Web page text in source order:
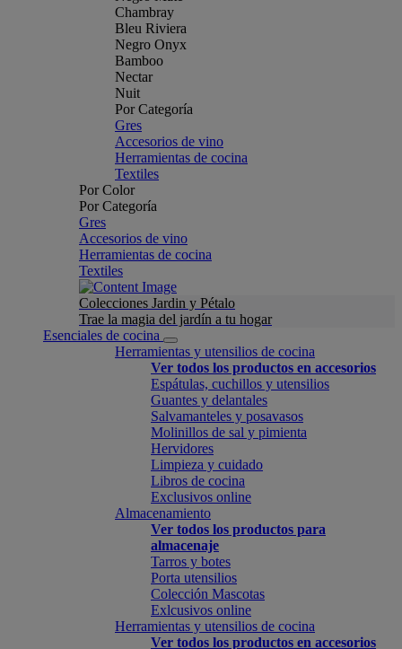
Chambray
Bleu Riviera
Negro Onyx
Bamboo
Nectar
Nuit
Por Categoría
Gres
Accesorios de vino
Herramientas de cocina
Textiles
Por Color
Por Categoría
Gres
Accesorios de vino
Herramientas de cocina
Textiles
Colecciones Jardin y Pétalo
Trae la magia del jardín a tu hogar
Esenciales de cocina
Herramientas y utensilios de cocina
Ver todos los productos en accesorios
Espátulas, cuchillos y utensilios
Guantes y delantales
Salvamanteles y posavasos
Molinillos de sal y pimienta
Hervidores
Limpieza y cuidado
Libros de cocina
Exclusivos online
Almacenamiento
Ver todos los productos para
almacenaje
Tarros y botes
Porta utensilios
Colección Mascotas
Exlcusivos online
Herramientas y utensilios de cocina
Ver todos los productos en accesorios